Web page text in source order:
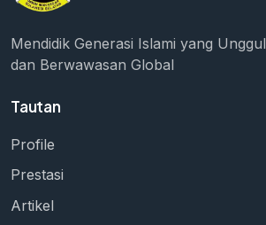
Mendidik Generasi Islami yang Unggul
dan Berwawasan Global
Tautan
Profile
Prestasi
Artikel